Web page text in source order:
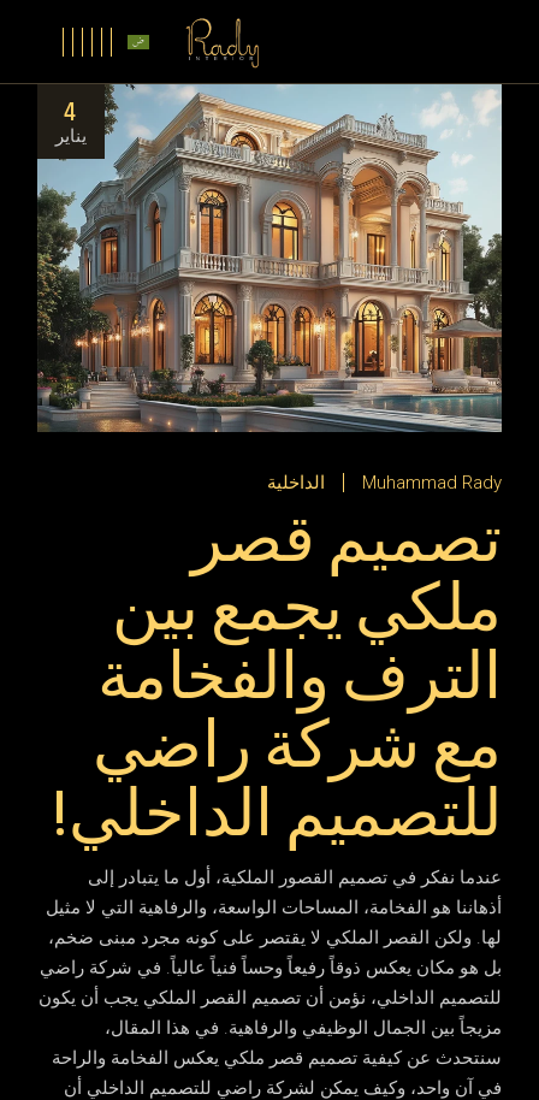
4
يناير
Muhammad Rady الداخلية
تصميم قصر
ملكي يجمع بين
الترف والفخامة
مع شركة راضي
للتصميم الداخلي!
عندما نفكر في تصميم القصور الملكية، أول ما يتبادر إلى
أذهاننا هو الفخامة، المساحات الواسعة، والرفاهية التي لا مثيل
لها. ولكن القصر الملكي لا يقتصر على كونه مجرد مبنى ضخم،
بل هو مكان يعكس ذوقاً رفيعاً وحساً فنياً عالياً. في شركة راضي
للتصميم الداخلي، نؤمن أنتصميم القصر الملكي يجب أن يكون
مزيجاً بين الجمال الوظيفي والرفاهية. في هذا المقال،
سنتحدث عن كيفيةتصميم قصر ملكي يعكس الفخامة والراحة
في آن واحد، وكيف يمكن لشركة راضي للتصميم الداخلي أن